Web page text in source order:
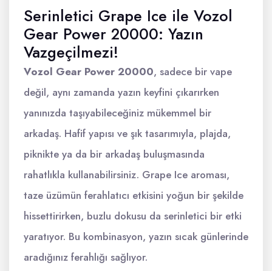
Serinletici Grape Ice ile Vozol
Gear Power 20000: Yazın
Vazgeçilmezi!
Vozol Gear Power 20000, sadece bir vape
değil, aynı zamanda yazın keyfini çıkarırken
yanınızda taşıyabileceğiniz mükemmel bir
arkadaş. Hafif yapısı ve şık tasarımıyla, plajda,
piknikte ya da bir arkadaş buluşmasında
rahatlıkla kullanabilirsiniz. Grape Ice aroması,
taze üzümün ferahlatıcı etkisini yoğun bir şekilde
hissettirirken, buzlu dokusu da serinletici bir etki
yaratıyor. Bu kombinasyon, yazın sıcak günlerinde
aradığınız ferahlığı sağlıyor.